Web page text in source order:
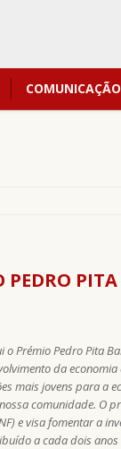
COMUNICAÇÃO
o Prémio Pedro Pita
da
mais jovens para a
comunidade. O
e visa fomentar a
a cada dois